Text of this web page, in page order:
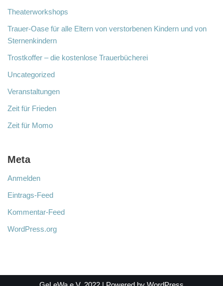
Theaterworkshops
Trauer-Oase für alle Eltern von verstorbenen Kindern und von
Sternenkindern
Trostkoffer – die kostenlose Trauerbücherei
Uncategorized
Veranstaltungen
Zeit für Frieden
Zeit für Momo
Meta
Anmelden
Eintrags-Feed
Kommentar-Feed
WordPress.org